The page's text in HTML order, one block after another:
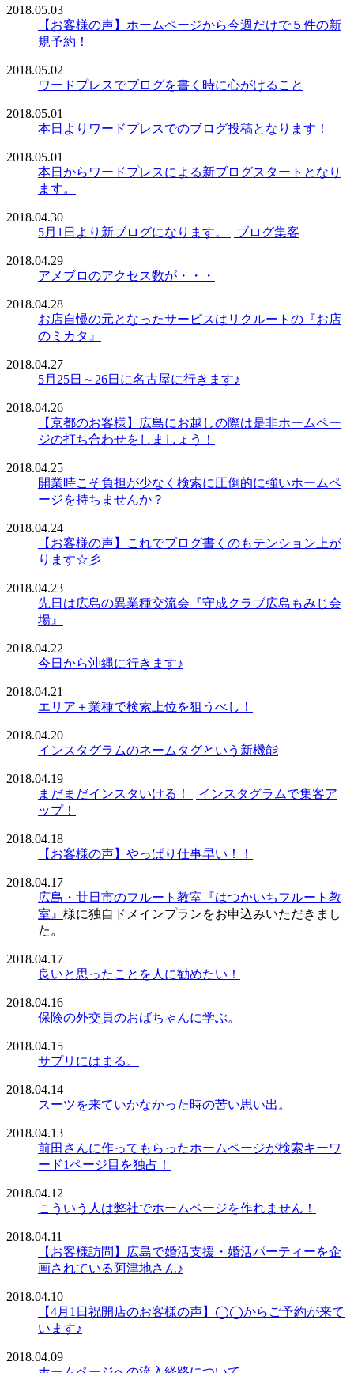
2018.05.03
【お客様の声】ホームページから今週だけで５件の新
規予約！
2018.05.02
ワードプレスでブログを書く時に心がけること
2018.05.01
本日よりワードプレスでのブログ投稿となります！
2018.05.01
本日からワードプレスによる新ブログスタートとなり
ます。
2018.04.30
5月1日より新ブログになります。 | ブログ集客
2018.04.29
アメブロのアクセス数が・・・
2018.04.28
お店自慢の元となったサービスはリクルートの『お店
のミカタ』
2018.04.27
5月25日～26日に名古屋に行きます♪
2018.04.26
【京都のお客様】広島にお越しの際は是非ホームペー
ジの打ち合わせをしましょう！
2018.04.25
開業時こそ負担が少なく検索に圧倒的に強いホームペ
ージを持ちませんか？
2018.04.24
【お客様の声】これでブログ書くのもテンション上が
ります☆彡
2018.04.23
先日は広島の異業種交流会『守成クラブ広島もみじ会
場』
2018.04.22
今日から沖縄に行きます♪
2018.04.21
エリア＋業種で検索上位を狙うべし！
2018.04.20
インスタグラムのネームタグという新機能
2018.04.19
まだまだインスタいける！ | インスタグラムで集客ア
ップ！
2018.04.18
【お客様の声】やっぱり仕事早い！！
2018.04.17
広島・廿日市のフルート教室『はつかいちフルート教
室』 様に独自ドメインプランをお申込みいただきまし
た。
2018.04.17
良いと思ったことを人に勧めたい！
2018.04.16
保険の外交員のおばちゃんに学ぶ。
2018.04.15
サプリにはまる。
2018.04.14
スーツを来ていかなかった時の苦い思い出。
2018.04.13
前田さんに作ってもらったホームページが検索キーワ
ード1ページ目を独占！
2018.04.12
こういう人は弊社でホームページを作れません！
2018.04.11
【お客様訪問】広島で婚活支援・婚活パーティーを企
画されている阿津地さん♪
2018.04.10
【4月1日祝開店のお客様の声】◯◯からご予約が来て
います♪
2018.04.09